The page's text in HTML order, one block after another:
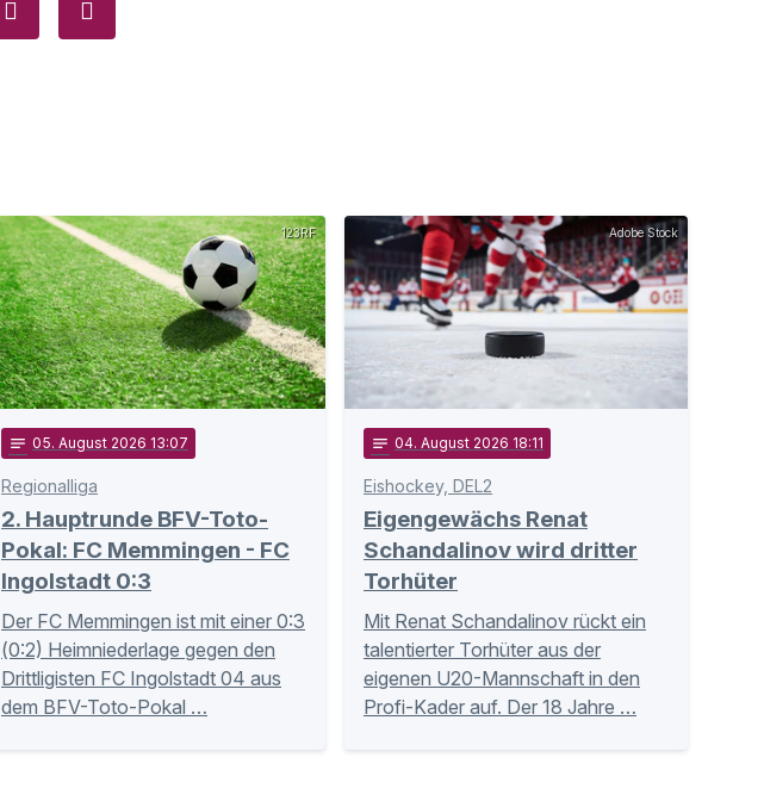
123RF
notes 05. August 2026 13:07
Regionalliga
2. Hauptrunde BFV-Toto-
Pokal: FC Memmingen - FC
Ingolstadt 0:3
Der FC Memmingen ist mit einer 0:3
(0:2) Heimniederlage gegen den
Drittligisten FC Ingolstadt 04 aus
dem BFV-Toto-Pokal …
Adobe Stock
notes 04. August 2026 18:11
Eishockey, DEL2
Eigengewächs Renat
Schandalinov wird dritter
Torhüter
Mit Renat Schandalinov rückt ein
talentierter Torhüter aus der
eigenen U20-Mannschaft in den
Profi-Kader auf. Der 18 Jahre …